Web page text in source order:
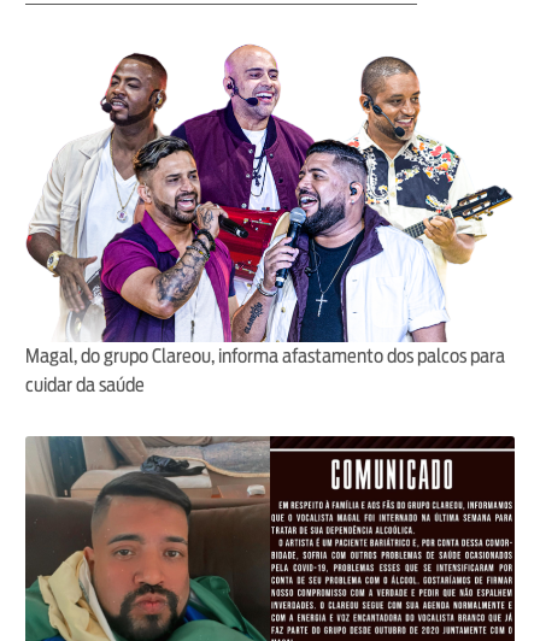
Magal, do grupo Clareou, informa afastamento dos palcos para
cuidar da saúde